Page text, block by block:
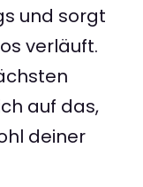
und sorgt
verläuft.
auf das,
deiner